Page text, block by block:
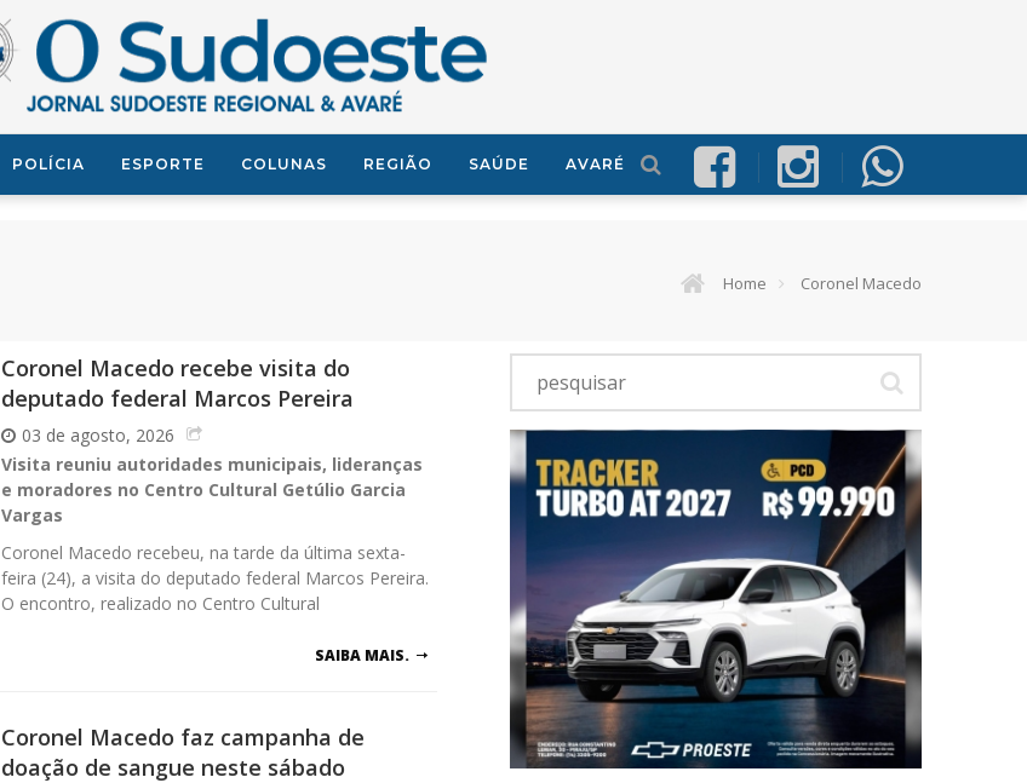
POLÍCIA ESPORTE COLUNAS REGIÃO SAÚDE AVARÉ
Home Coronel Macedo
Coronel Macedo recebe visita do
deputado federal Marcos Pereira
03 de agosto, 2026
Visita reuniu autoridades municipais, lideranças
e moradores no Centro Cultural Getúlio Garcia
Vargas
Coronel Macedo recebeu, na tarde da última sexta-
feira (24), a visita do deputado federal Marcos Pereira.
O encontro, realizado no Centro Cultural
SAIBA MAIS.
Coronel Macedo faz campanha de
doação de sangue neste sábado